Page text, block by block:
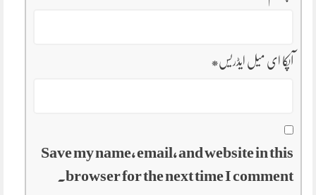
آپکا ای میل ایڈریس*
Save my name, email, and website in this
browser for the next time I comment.